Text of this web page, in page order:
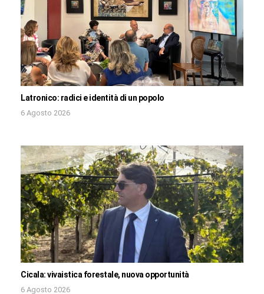
Latronico: radici e identità di un popolo
6 Agosto 2026
Cicala: vivaistica forestale, nuova opportunità
6 Agosto 2026